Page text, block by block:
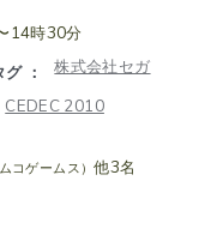
14時30分
グ ：
株式会社セガ
CEDEC 2010
コゲームス）他3名